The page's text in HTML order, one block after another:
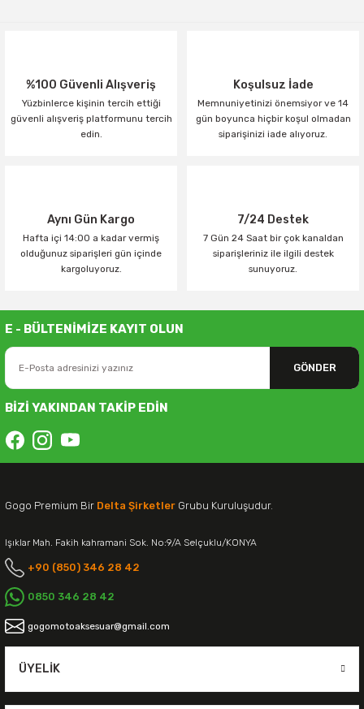
%100 Güvenli Alışveriş
Yüzbinlerce kişinin tercih ettiği
güvenli alışveriş platformunu tercih
edin.
Koşulsuz İade
Memnuniyetinizi önemsiyor ve 14
gün boyunca hiçbir koşul olmadan
siparişinizi iade alıyoruz.
Aynı Gün Kargo
Hafta içi 14:00 a kadar vermiş
olduğunuz siparişleri gün içinde
kargoluyoruz.
7/24 Destek
7 Gün 24 Saat bir çok kanaldan
siparişleriniz ile ilgili destek
sunuyoruz.
E - BÜLTENİMİZE KAYIT OLUN
GÖNDER
BİZİ YAKINDAN TAKİP EDİN
Gogo Premium Bir Delta Şirketler Grubu Kuruluşudur.
Işıklar Mah. Fakih kahramani Sok. No:9/A Selçuklu/KONYA
+90 (850) 346 28 42
0850 346 28 42
gogomotoaksesuar@gmail.com
ÜYELIK